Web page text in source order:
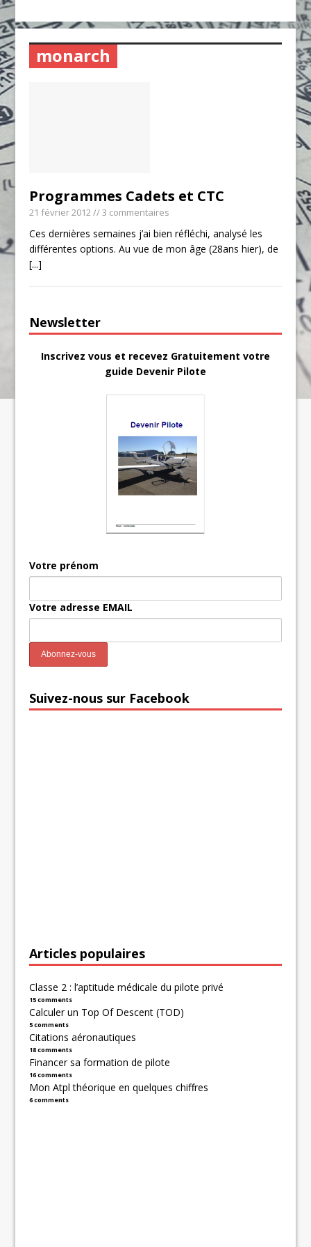
monarch
Programmes Cadets et CTC
21 février 2012// 3 commentaires
Ces dernières semaines j’ai bien réfléchi, analysé les
différentes options. Au vue de mon âge (28ans hier), de
[...]
Newsletter
Inscrivez vous et recevez Gratuitement votre
guide Devenir Pilote
Votre prénom
Votre adresse EMAIL
Suivez-nous sur Facebook
Articles populaires
Classe 2 : l’aptitude médicale du pilote privé
15 comments
Calculer un Top Of Descent (TOD)
5 comments
Citations aéronautiques
18 comments
Financer sa formation de pilote
16 comments
Mon Atpl théorique en quelques chiffres
6 comments